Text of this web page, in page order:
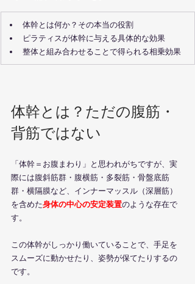
体幹とは何か？その本当の役割
ピラティスが体幹に与える具体的な効果
整体と組み合わせることで得られる相乗効果
体幹とは？ただの腹筋・
背筋ではない
「体幹＝お腹まわり」と思われがちですが、実
際には腹斜筋群・腹横筋・多裂筋・骨盤底筋
群・横隔膜など、インナーマッスル（深層筋）
を含めた身体の中心の安定装置のような存在で
す。
この体幹がしっかり働いていることで、手足を
スムーズに動かせたり、姿勢が保てたりするの
です。